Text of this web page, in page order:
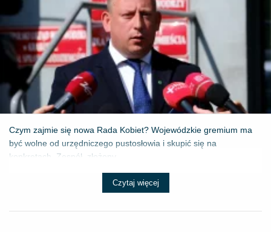
Czym zajmie się nowa Rada Kobiet? Wojewódzkie gremium ma
być wolne od urzędniczego pustosłowia i skupić się na
konkretach. Zespół, złożony...
Czytaj więcej